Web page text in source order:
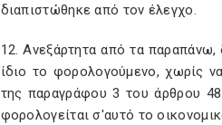
διαπιστώθηκε από τον έλεγχο.
12. Ανεξάρτητα από τα παραπάνω,
ίδιο το φορολογούμενο, χωρίς
της παραγράφου 3 του άρθρου
φορολογείται σ'αυτό το